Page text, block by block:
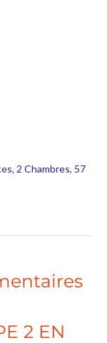
2 Chambres, 57
2 EN